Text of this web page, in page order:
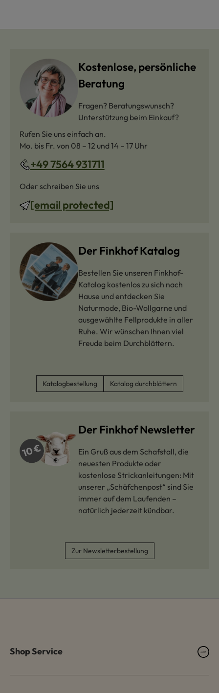
Kostenlose, persönliche
Beratung
Fragen? Beratungswunsch?
Unterstützung beim Einkauf?
Rufen Sie uns einfach an.
Mo. bis Fr. von 08 – 12 und 14 – 17 Uhr
+49 7564 931711
Oder schreiben Sie uns
[email protected]
Der Finkhof Katalog
Bestellen Sie unseren Finkhof-
Katalog kostenlos zu sich nach
Hause und entdecken Sie
Naturmode, Bio-Wollgarne und
ausgewählte Fellprodukte in aller
Ruhe. Wir wünschen Ihnen viel
Freude beim Durchblättern.
Katalogbestellung Katalog durchblättern
Der Finkhof Newsletter
Ein Gruß aus dem Schafstall, die
neuesten Produkte oder
kostenlose Strickanleitungen: Mit
unserer „Schäfchenpost“ sind Sie
immer auf dem Laufenden –
natürlich jederzeit kündbar.
Zur Newsletterbestellung
Shop Service